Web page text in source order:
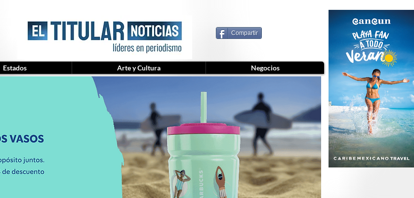
Compartir
Estados Arte y Cultura Negocios